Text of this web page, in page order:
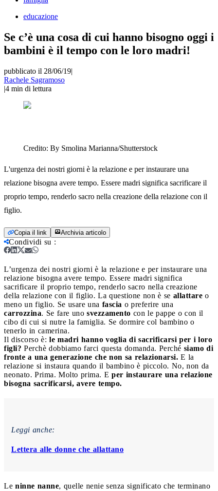
educazione
Se c’è una cosa di cui hanno bisogno oggi i
bambini è il tempo con le loro madri!
pubblicato il 28/06/19|
Rachele Sagramoso
|4 min di lettura
Credito: By Smolina Marianna/Shutterstock
L'urgenza dei nostri giorni è la relazione e per instaurare una
relazione bisogna avere tempo. Essere madri significa sacrificare il
proprio tempo, renderlo sacro nella creazione della relazione con il
figlio.
Copia il link Archivia articolo
Condividi su :
L’urgenza dei nostri giorni è la relazione e per instaurare una
relazione bisogna avere tempo. Essere madri significa
sacrificare il proprio tempo, renderlo sacro nella creazione
della relazione con il figlio. La questione non è se allattare o
meno un figlio. Se usare una fascia o preferire una
carrozzina. Se fare uno svezzamento con le pappe o con il
cibo di cui si nutre la famiglia. Se dormire col bambino o
tenerlo in camerina.
Il discorso è: le madri hanno voglia di sacrificarsi per i loro
figli? Perchè dobbiamo farci questa domanda. Perché siamo di
fronte a una generazione che non sa relazionarsi. E la
relazione si instaura quando il bambino è piccolo. No, non da
neonato. Prima. Molto prima. E per instaurare una relazione
bisogna sacrificarsi, avere tempo.
Leggi anche:
Lettera alle donne che allattano
Le ninne nanne, quelle nenie senza significato che terminano